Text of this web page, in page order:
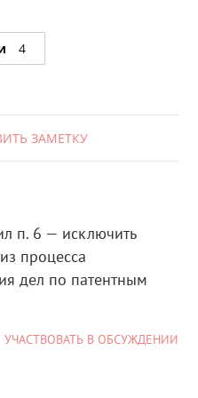
4
ЗАМЕТКУ
п. 6 — исключить
процесса
дел по патентным
УЧАСТВОВАТЬ В ОБСУЖДЕНИИ